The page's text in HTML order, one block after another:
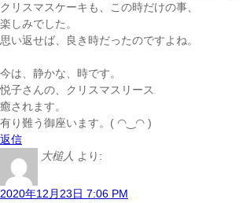
クリスマスケーキも、この時だけの事、
楽しみでした。
思い返せば、良き時だったのですよね。
今は、静かな、時です。
悦子さんの、クリスマスリース
癒されます。
有り難う御座います。( ◠‿◠ )
返信
大槌人 より:
2020年12月23日 7:06 PM